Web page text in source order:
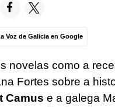
Voz de Galicia en Google
novelas como a
Fortes sobre a
Camus e a galega